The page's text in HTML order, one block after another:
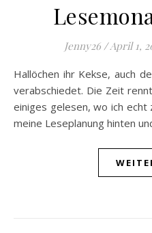
Jenny26 /April 1,
Hallöchen ihr Kekse, auch der März hat sich schon wieder
verabschiedet. Die Zeit
einiges gelesen, wo ich echt
meine Leseplanung hinten